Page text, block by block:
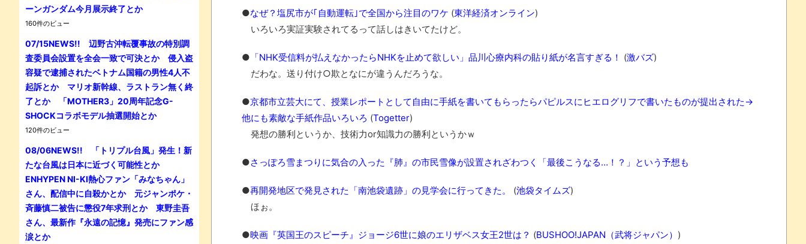
●なぜ？塩尻市が｢自動運転｣で全国から注目のワケ (東洋経済オンライン)
いろいろ実証実験されてるって話しはきいてたけど。
● 「NHK受信料が払えなかったらNHKを止めて欲しい」品川心療内科の貼り紙が名言すぎる！ (激バズ)
だわな。送り付け○欺となにが違うんだろうな。
●京都市立芸大にて、授業レポートとして自由に手紙を書いてもらったらパピルスにヒエログリフで書いたものが提出された→
他にも素敵な手紙作品いろいろ (Togetter)
発想の勝利というか、技術力or知識力の勝利というかｗ
●さっぽろ雪まつりに気合の入った『肺』の市民雪像が設置されざわつく「最後こうなる…！？」という予想も
●再開発地区で発見された「南池袋遺跡」の見学会に行ってきた。 (池袋タイムズ)
ほぉ。
●映画『英国王のスピーチ』ジョージ6世に娘のエリザベス女王2世は？ (BUSHOO!JAPAN（武将ジャパン） )
ーンガンダム今月展示終了とか
160件のビュー
07/15NEWS!! 辺野古沖転覆事故の特別調
査委員会設置を全会一致で可決とか 侵入盗
容疑で逮捕されたベトナム国籍の男性4人不
起訴とか マリオ新幹線、ラストラン無く終
了とか 「MOTHER3」20周年記念G-
SHOCKコラボモデル抽選開始とか
120件のビュー
08/06NEWS!! 「トリプル台風」発生！新
たな台風は日本に近づく可能性とか
ENHYPEN NI-KI熱心ファン「みなちゃん」
さん、配信中に自殺かとか 元ジャンポケ・
斉藤慎二被告に懲役7年求刑とか 東野圭吾
さん、最新作『永遠の記憶』発売にファン感
涙とか